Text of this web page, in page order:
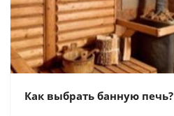
Как выбрать банную печь?